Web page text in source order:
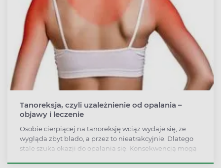
Tanoreksja, czyli uzależnienie od opalania –
objawy i leczenie
Osobie cierpiącej na tanoreksję wciąż wydaje się, że
wygląda zbyt blado, a przez to nieatrakcyjnie. Dlatego
stale szuka okazji do opalania się. Konsekwencją mogą